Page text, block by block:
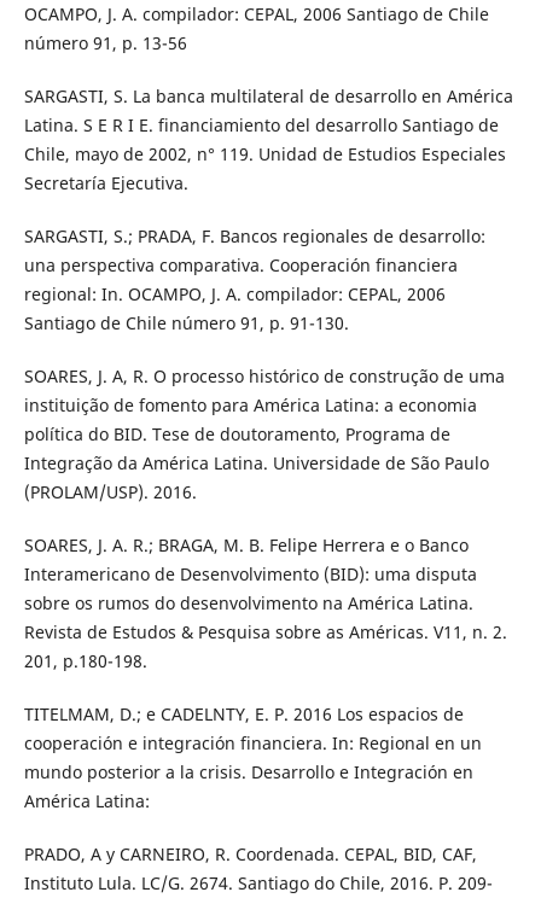
OCAMPO, J. A. compilador: CEPAL, 2006 Santiago de Chile
número 91, p. 13-56
SARGASTI, S. La banca multilateral de desarrollo en América
Latina. S E R I E. financiamiento del desarrollo Santiago de
Chile, mayo de 2002, n° 119. Unidad de Estudios Especiales
Secretaría Ejecutiva.
SARGASTI, S.; PRADA, F. Bancos regionales de desarrollo:
una perspectiva comparativa. Cooperación financiera
regional: In. OCAMPO, J. A. compilador: CEPAL, 2006
Santiago de Chile número 91, p. 91-130.
SOARES, J. A, R. O processo histórico de construção de uma
instituição de fomento para América Latina: a economia
política do BID. Tese de doutoramento, Programa de
Integração da América Latina. Universidade de São Paulo
(PROLAM/USP). 2016.
SOARES, J. A. R.; BRAGA, M. B. Felipe Herrera e o Banco
Interamericano de Desenvolvimento (BID): uma disputa
sobre os rumos do desenvolvimento na América Latina.
Revista de Estudos & Pesquisa sobre as Américas. V11, n. 2.
201, p.180-198.
TITELMAM, D.; e CADELNTY, E. P. 2016 Los espacios de
cooperación e integración financiera. In: Regional en un
mundo posterior a la crisis. Desarrollo e Integración en
América Latina:
PRADO, A y CARNEIRO, R. Coordenada. CEPAL, BID, CAF,
Instituto Lula. LC/G. 2674. Santiago do Chile, 2016. P. 209-